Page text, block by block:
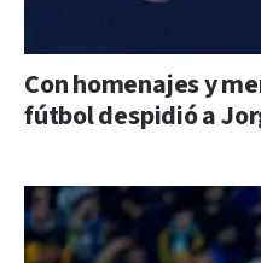
Con homenajes y
fútbol despidió a